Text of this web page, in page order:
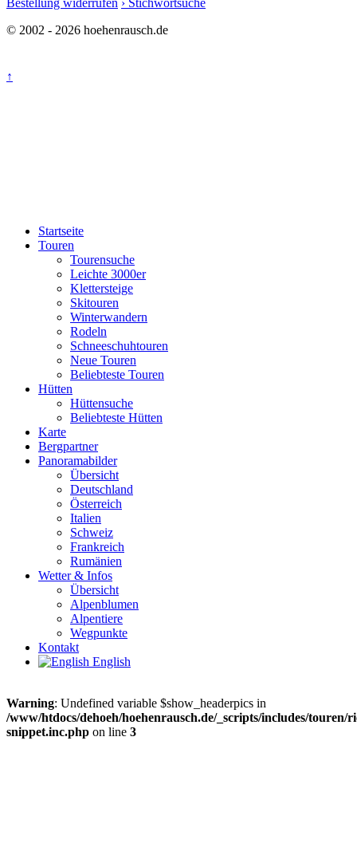
Bestellung widerrufen › Stichwortsuche
© 2002 - 2026 hoehenrausch.de
↑
Startseite
Touren
Tourensuche
Leichte 3000er
Klettersteige
Skitouren
Winterwandern
Rodeln
Schneeschuhtouren
Neue Touren
Beliebteste Touren
Hütten
Hüttensuche
Beliebteste Hütten
Karte
Bergpartner
Panoramabilder
Übersicht
Deutschland
Österreich
Italien
Schweiz
Frankreich
Rumänien
Wetter & Infos
Übersicht
Alpenblumen
Alpentiere
Wegpunkte
Kontakt
English
Warning: Undefined variable $show_headerpics in
/www/htdocs/dehoeh/hoehenrausch.de/_scripts/includes/touren/
snippet.inc.php on line 3